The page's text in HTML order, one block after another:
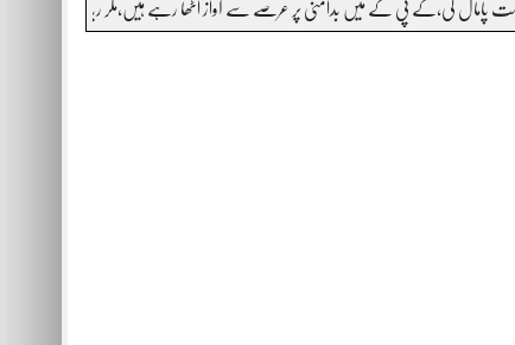
پر عرصے سے آواز اٹھا رہے ہیں،مگر ریاست خاموش تماشائی ہے،قانون نافذ